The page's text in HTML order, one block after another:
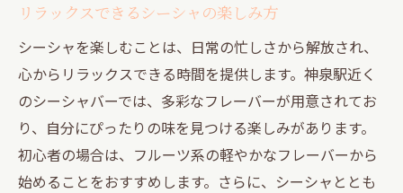
シーシャを通じた新しい出会いの場
人気店のシーシャ体験を楽しむためのコツ
神泉駅のシーシャスポットでの特別な出来
事
シーシャを通じて神泉駅の魅力を再発見
神泉駅で充実したシーシャの時間を過ごす
リラックスできるシーシャの楽しみ方
シーシャを楽しむことは、日常の忙しさから解放され、
心からリラックスできる時間を提供します。神泉駅近く
のシーシャバーでは、多彩なフレーバーが用意されてお
り、自分にぴったりの味を見つける楽しみがあります。
初心者の場合は、フルーツ系の軽やかなフレーバーから
始めることをおすすめします。さらに、シーシャととも